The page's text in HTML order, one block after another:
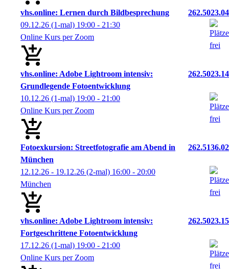
vhs.online: Lernen durch Bildbesprechung
262.5023.04
09.12.26 (1-mal) 19:00 - 21:30
Online Kurs per Zoom
vhs.online: Adobe Lightroom intensiv:
Grundlegende Fotoentwicklung
262.5023.14
10.12.26 (1-mal) 19:00 - 21:00
Online Kurs per Zoom
Fotoexkursion: Streetfotografie am Abend in
München
262.5136.02
12.12.26 - 19.12.26 (2-mal) 16:00 - 20:00
München
vhs.online: Adobe Lightroom intensiv:
Fortgeschrittene Fotoentwicklung
262.5023.15
17.12.26 (1-mal) 19:00 - 21:00
Online Kurs per Zoom